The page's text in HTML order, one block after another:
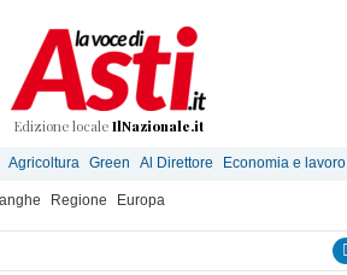
Edizione locale IlNazionale.it
Agricoltura Green Al Direttore Economia e lavoro
Regione Europa